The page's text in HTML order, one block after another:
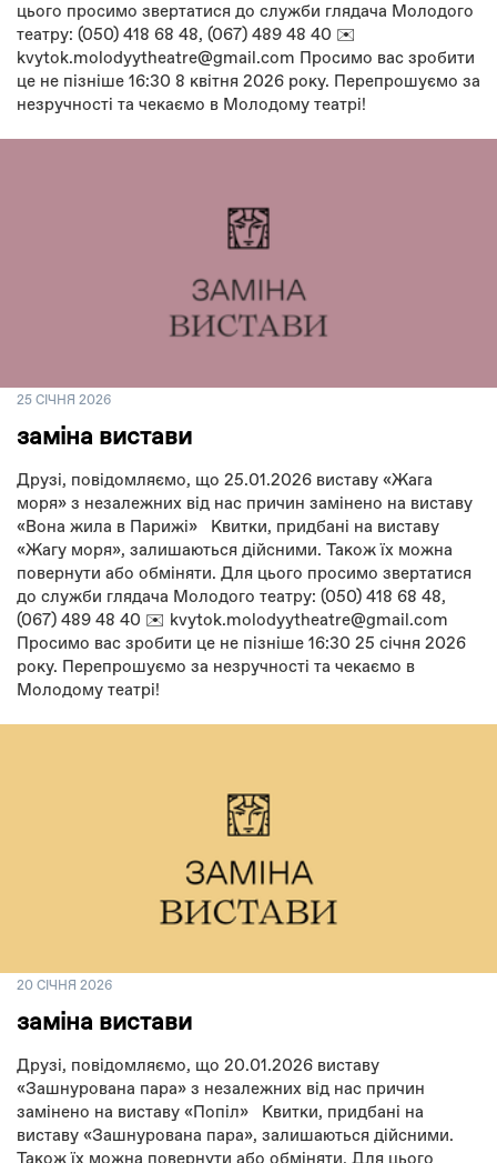
цього просимо звертатися до служби глядача Молодого
театру: (050) 418 68 48, (067) 489 48 40 ✉️
kvytok.molodyytheatre@gmail.com Просимо вас зробити
це не пізніше 16:30 8 квітня 2026 року. Перепрошуємо за
незручності та чекаємо в Молодому театрі!
25 СІЧНЯ 2026
заміна вистави
Друзі, повідомляємо, що 25.01.2026 виставу «Жага
моря» з незалежних від нас причин замінено на виставу
«Вона жила в Парижі» Квитки, придбані на виставу
«Жагу моря», залишаються дійсними. Також їх можна
повернути або обміняти. Для цього просимо звертатися
до служби глядача Молодого театру: (050) 418 68 48,
(067) 489 48 40 ✉️ kvytok.molodyytheatre@gmail.com
Просимо вас зробити це не пізніше 16:30 25 січня 2026
року. Перепрошуємо за незручності та чекаємо в
Молодому театрі!
20 СІЧНЯ 2026
заміна вистави
Друзі, повідомляємо, що 20.01.2026 виставу
«Зашнурована пара» з незалежних від нас причин
замінено на виставу «Попіл» Квитки, придбані на
виставу «Зашнурована пара», залишаються дійсними.
Також їх можна повернути або обміняти. Для цього